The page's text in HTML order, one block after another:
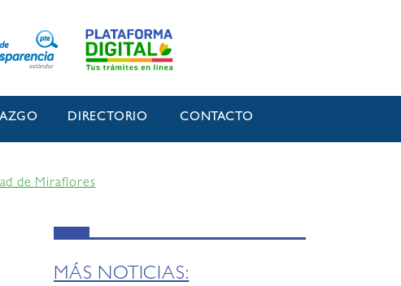
DIRECTORIO CONTACTO
de Miraflores
MÁS NOTICIAS: